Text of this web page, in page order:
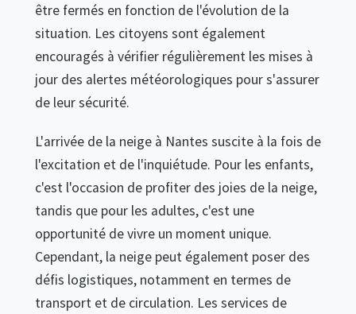
être fermés en fonction de l'évolution de la
situation. Les citoyens sont également
encouragés à vérifier régulièrement les mises à
jour des alertes météorologiques pour s'assurer
de leur sécurité.
L'arrivée de la neige à Nantes suscite à la fois de
l'excitation et de l'inquiétude. Pour les enfants,
c'est l'occasion de profiter des joies de la neige,
tandis que pour les adultes, c'est une
opportunité de vivre un moment unique.
Cependant, la neige peut également poser des
défis logistiques, notamment en termes de
transport et de circulation. Les services de